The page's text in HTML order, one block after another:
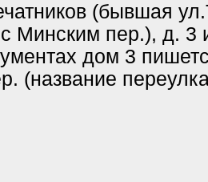
(бывшая
с Минским пер.), д. 3
дом 3
(название